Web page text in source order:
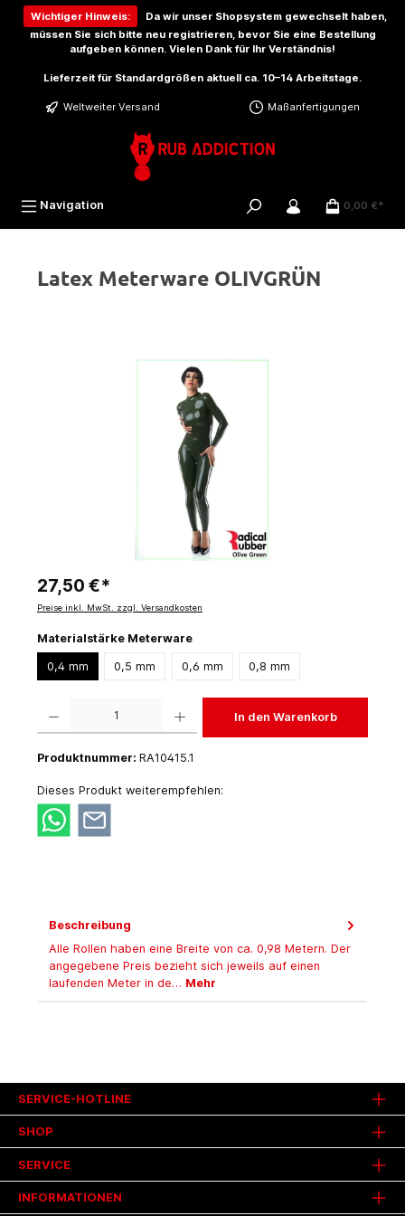
springen
Wichtiger Hinweis:
Da wir unser Shopsystem gewechselt haben,
müssen Sie sich bitte neu registrieren, bevor Sie eine Bestellung
aufgeben können. Vielen Dank für Ihr Verständnis!
Lieferzeit für Standardgrößen aktuell ca. 10–14 Arbeitstage.
Weltweiter Versand Maßanfertigungen
Navigation 0,00 €*
Latex Meterware OLIVGRÜN
27,50 €*
Preise inkl. MwSt. zzgl. Versandkosten
Materialstärke Meterware
0,4 mm 0,5 mm 0,6 mm 0,8 mm
In den Warenkorb
Produktnummer: RA10415.1
Dieses Produkt weiterempfehlen:
Beschreibung
Alle Rollen haben eine Breite von ca. 0,98 Metern. Der
angegebene Preis bezieht sich jeweils auf einen
laufenden Meter in de… Mehr
SHOP
SERVICE
INFORMATIONEN
SERVICE-HOTLINE